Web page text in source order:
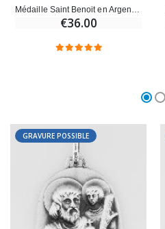
€36.00
GRAVURE POSSIBLE